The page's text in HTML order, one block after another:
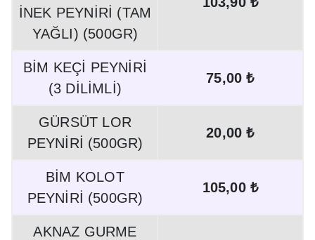
İNEK PEYNİRİ (TAM
YAĞLI) (500GR)
BİM KEÇİ PEYNİRİ
(3 DİLİMLİ)
75,00 ₺
GÜRSÜT LOR
PEYNİRİ (500GR)
20,00 ₺
BİM KOLOT
PEYNİRİ (500GR)
105,00 ₺
AKNAZ GURME